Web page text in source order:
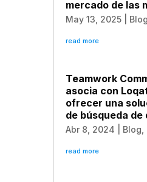
mercado de las
May 13, 2025 Blog
read more
Teamwork
asocia con
ofrecer una
de búsqueda
Abr 8, 2024 Blog
read more